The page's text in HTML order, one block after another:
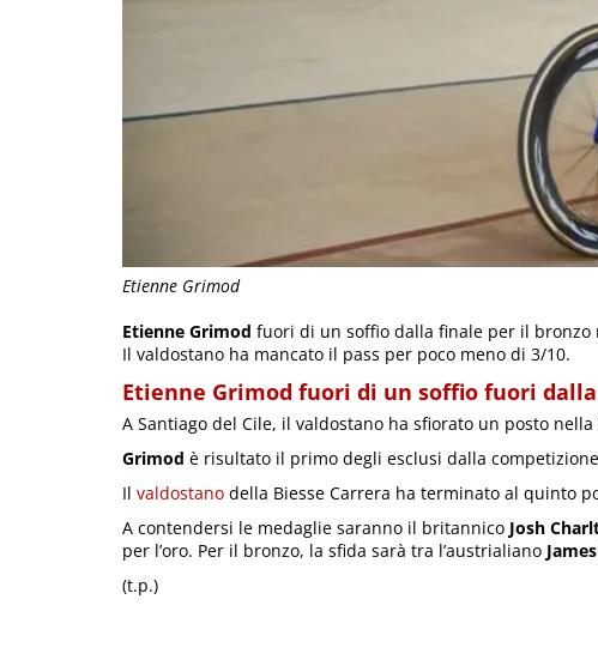
Etienne Grimod
Etienne Grimod fuori di un soffio dalla finale per il bronzo
Il valdostano ha mancato il pass per poco meno di 3/10.
Etienne Grimod fuori di un soffio fuori
A Santiago del Cile, il valdostano ha sfiorato un posto nella
Grimod è risultato il primo degli esclusi dalla
Il valdostano della Biesse Carrera ha terminato al quinto
A contendersi le medaglie saranno il britannico Josh
per l’oro. Per il bronzo, la sfida sarà tra l’austrialiano
(t.p.)